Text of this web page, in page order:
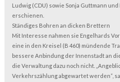
Ludwig (CDU) sowie Sonja Guttmann und
erschienen.
Ständiges Bohren an dicken Brettern
Mit Interesse nahmen sie Engelhards
eine in den Kreisel (B 460) mündende
bessere Anbindung der Innenstadt an
die Verwaltung dazu noch nicht.
Verkehrszählung abgewartet werden“,